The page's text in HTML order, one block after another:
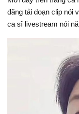
đăng tải đoạn clip nói
ca sĩ livestream nói